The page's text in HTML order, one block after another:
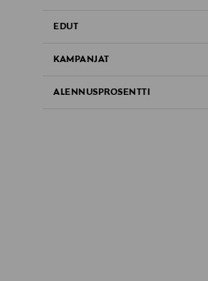
EDUT
KAMPANJAT
ALENNUSPROSENTTI